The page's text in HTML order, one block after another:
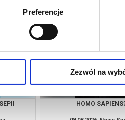
Preferencje
Zezwól na
kup bilet
HOMO